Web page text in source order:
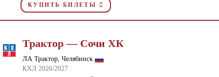
КУПИТЬ БИЛЕТЫ
Трактор — Сочи ХК
ЛА Трактор, Челябинск
КХЛ 2026/2027